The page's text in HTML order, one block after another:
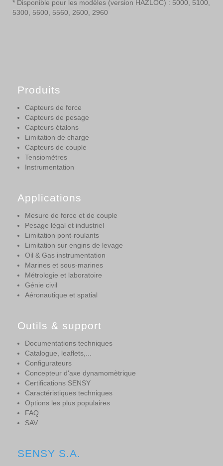
* Disponible pour les modèles (version HAZLOC) : 5000, 5100,
5300, 5600, 5560, 2600, 2960
Produits
Capteurs de force
Capteurs de pesage
Capteurs étalons
Limitation de charge
Capteurs de couple
Tensiomètres
Instrumentation
Applications
Mesure de force et de couple
Pesage légal et industriel
Limitation pont-roulants
Limitation sur engins de levage
Oil & Gas instrumentation
Marines et sous-marines
Métrologie et laboratoire
Génie civil
Aéronautique et spatial
Outils & support
Documentations techniques
Catalogue, leaflets,...
Configurateurs
Concepteur d'axe dynamomètrique
Certifications SENSY
Caractéristiques techniques
Options les plus populaires
FAQ
SAV
SENSY S.A.